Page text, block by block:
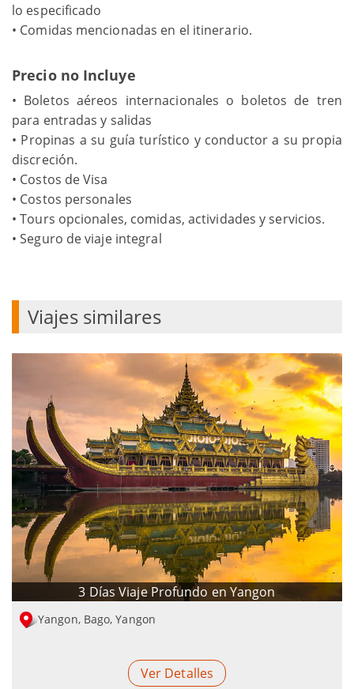
lo especificado
• Comidas mencionadas en el itinerario.
Precio no Incluye
• Boletos aéreos internacionales o boletos de tren
para entradas y salidas
• Propinas a su guía turístico y conductor a su propia
discreción.
• Costos de Visa
• Costos personales
• Tours opcionales, comidas, actividades y servicios.
• Seguro de viaje integral
Viajes similares
3 Días Viaje Profundo en Yangon
Yangon, Bago, Yangon
Ver Detalles